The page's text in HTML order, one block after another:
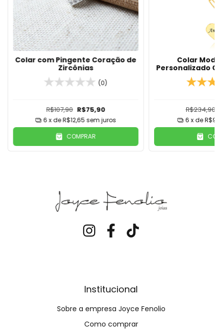
Colar com Pingente Coração de
Zircônias
(0)
R$107,90 R$75,90
6x deR$12,65 sem juros
COMPRAR
Colar
Personalizado
Coração Com
De
R$234,90
6 x de
Institucional
Sobre a empresa Joyce Fenolio
Como comprar